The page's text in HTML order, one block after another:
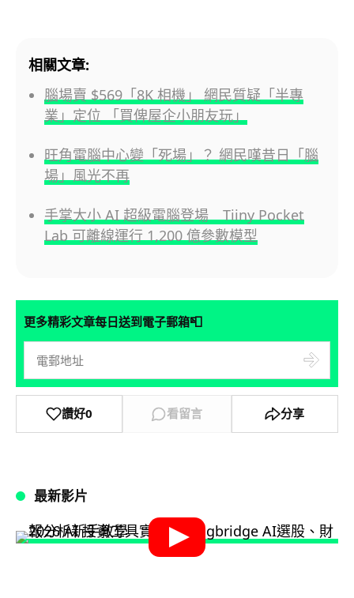
相關文章:
腦場賣 $569「8K 相機」 網民質疑「半專
業」定位 「買俾屋企小朋友玩」
旺角電腦中心變「死場」？ 網民嘆昔日「腦
場」風光不再
手掌大小 AI 超級電腦登場 Tiiny Pocket
Lab 可離線運行 1,200 億參數模型
更多精彩文章每日送到電子郵箱📮
讚好0 看留言 分享
最新影片